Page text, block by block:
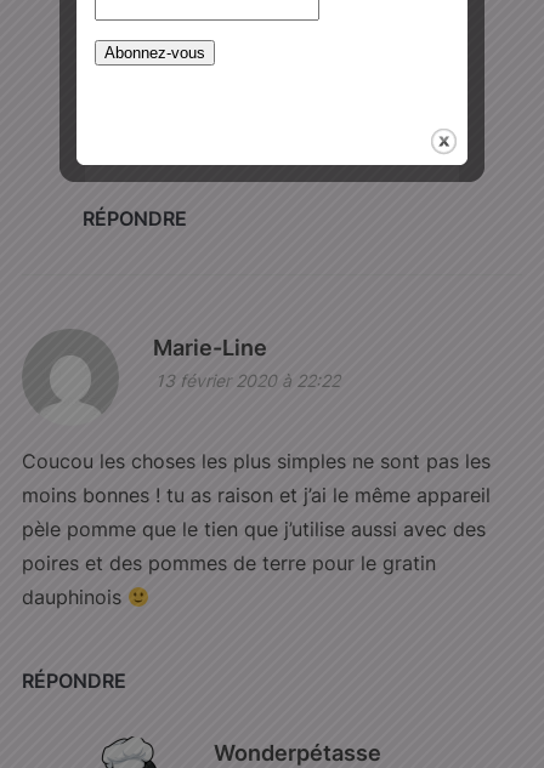
13 février 2020 à 22:59
RÉPONDRE
Marie-Line
13 février 2020 à 22:22
Coucou les choses les plus simples ne sont pas les
moins bonnes ! tu as raison et j’ai le même appareil
pèle pomme que le tien que j’utilise aussi avec des
poires et des pommes de terre pour le gratin
dauphinois
RÉPONDRE
Wonderpétasse